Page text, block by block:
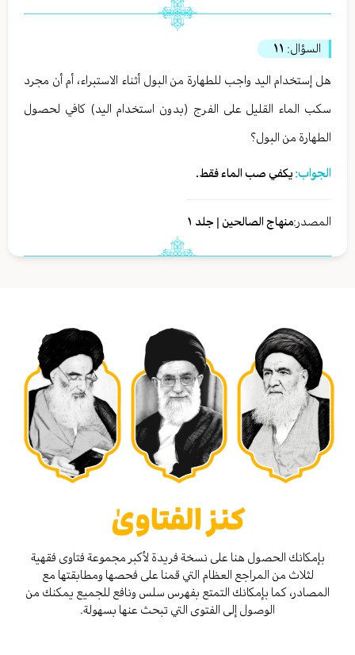
السؤال: ١١
هل إستخدام اليد واجب للطهارة من البول أثناء الاستبراء، أم أن مجرد
سكب الماء القليل على الفرج (بدون استخدام اليد) كافي لحصول
الطهارة من البول؟
الجواب: يكفي صب الماء فقط.
المصدر:منهاج الصالحين | جلد ١
كنز الفتاوىٰ
بإمكانك الحصول هنا على نسخة فريدة لأكبر مجموعة فتاوى فقهية
لثلاث من المراجع العظام التي قمنا على فحصها ومطابقتها مع
المصادر، كما بإمكانك التمتع بفهرس سلس ونافع للجميع يمكنك من
الوصول إلى الفتوى التي تبحث عنها بسهولة.